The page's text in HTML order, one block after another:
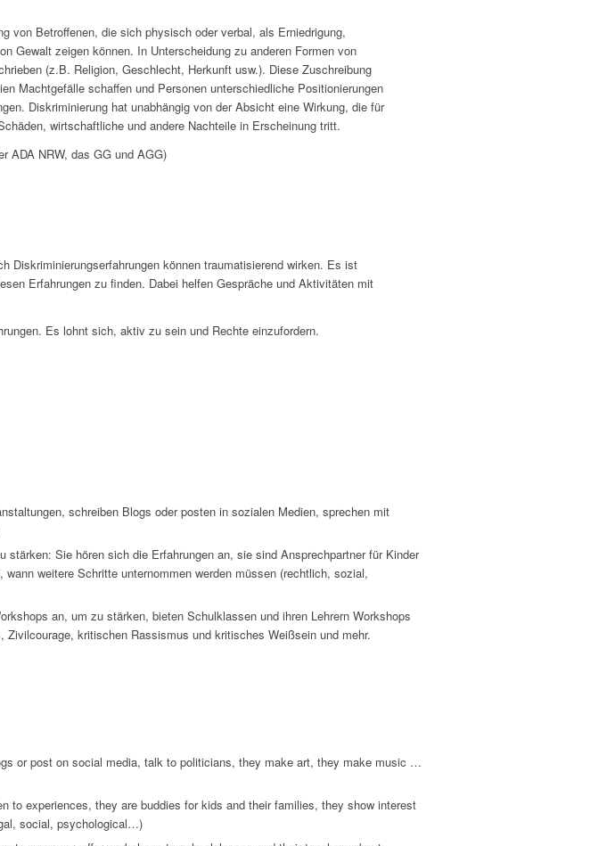
von Betroffenen, die sich physisch oder verbal, als Erniedrigung,
Gewalt zeigen können. In Unterscheidung zu anderen Formen von
(z.B. Religion, Geschlecht, Herkunft usw.). Diese Zuschreibung
Machtgefälle schaffen und Personen unterschiedliche Positionierungen
Diskriminierung hat unabhängig von der Absicht eine Wirkung, die für
wirtschaftliche und andere Nachteile in Erscheinung tritt.
ADA NRW, das GG und AGG)
Diskriminierungserfahrungen können traumatisierend wirken. Es ist
Erfahrungen zu finden. Dabei helfen Gespräche und Aktivitäten mit
Es lohnt sich, aktiv zu sein und Rechte einzufordern.
schreiben Blogs oder posten in sozialen Medien, sprechen mit
stärken: Sie hören sich die Erfahrungen an, sie sind Ansprechpartner für Kinder
weitere Schritte unternommen werden müssen (rechtlich, sozial,
an, um zu stärken, bieten Schulklassen und ihren Lehrern Workshops
kritischen Rassismus und kritisches Weißsein und mehr.
or post on social media, talk to politicians, they make art, they make music …
to experiences, they are buddies for kids and their families, they show interest
social, psychological…)